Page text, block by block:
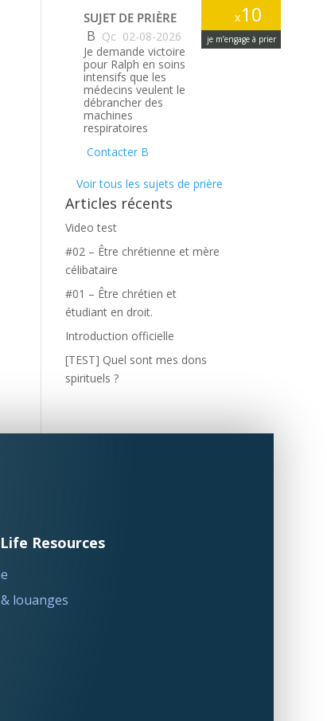
x10
je m’engage à prier
SUJET DE PRIÈRE
B Qc 02-08-2026
Je demande victoire
pour Ralph en soins
intensifs que les
médecins veulent le
débrancher des
machines
respiratoires
Contacter B
Voir tous les sujets de prière
Articles récents
Video test
#02 – Être chrétienne et mère
célibataire
#01 – Être chrétien et
étudiant en droit.
Introduction officielle
[TEST] Quel sont mes dons
spirituels ?
Resources
louanges